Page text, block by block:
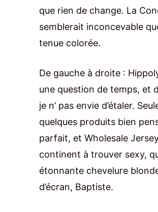
que rien de change. La
semblerait inconcevable
tenue colorée.
De gauche à droite :
une question de temps, et
je n’ pas envie d’étaler.
quelques produits bien
parfait, et Wholesale
continent à trouver sexy,
étonnante chevelure
d’écran, Baptiste.